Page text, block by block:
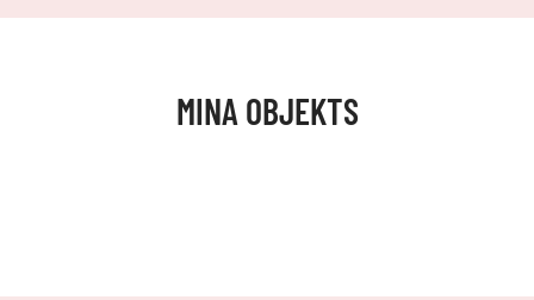
MINA OBJEKTS